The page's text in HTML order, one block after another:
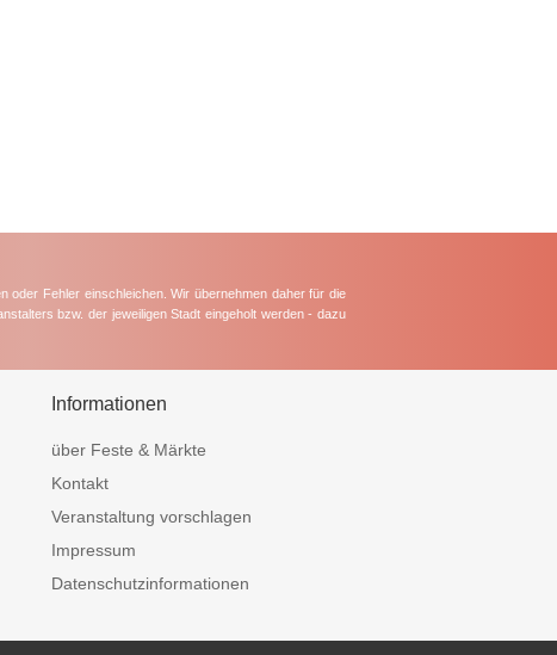
oder Fehler einschleichen. Wir übernehmen daher für die
bzw. der jeweiligen Stadt eingeholt werden - dazu
Informationen
über Feste & Märkte
Kontakt
Veranstaltung vorschlagen
Impressum
Datenschutzinformationen